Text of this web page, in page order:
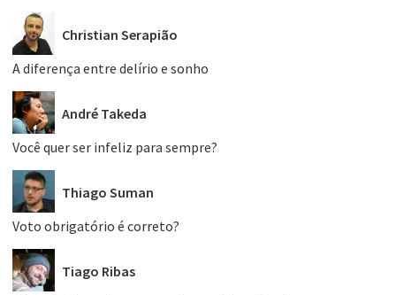
Christian Serapião
A diferença entre delírio e sonho
André Takeda
Você quer ser infeliz para sempre?
Thiago Suman
Voto obrigatório é correto?
Tiago Ribas